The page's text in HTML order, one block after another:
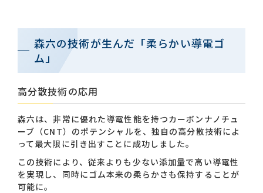
#ダイバーシティ＆インクルージョン
森六の技術が生んだ「柔らかい導電ゴ
ム」
高分散技術の応用
森六は、非常に優れた導電性能を持つカーボンナノチュ
ーブ（CNT）のポテンシャルを、独自の高分散技術によ
って最大限に引き出すことに成功しました。
この技術により、従来よりも少ない添加量で高い導電性
を実現し、同時にゴム本来の柔らかさも保持することが
可能に。